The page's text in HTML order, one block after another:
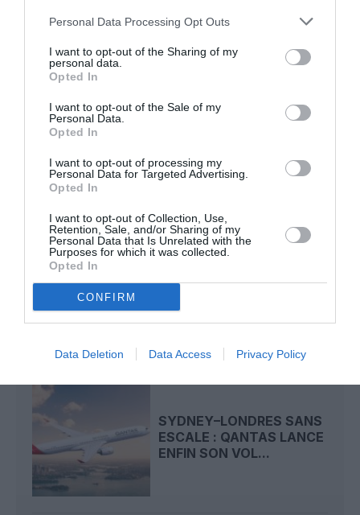
Personal Data Processing Opt Outs
I want to opt-out of the Sharing of my
personal data.
Opted In
I want to opt-out of the Sale of my
Personal Data.
Opted In
I want to opt-out of processing my
Personal Data for Targeted Advertising.
Opted In
I want to opt-out of Collection, Use,
Retention, Sale, and/or Sharing of my
Personal Data that Is Unrelated with the
Purposes for which it was collected.
Opted In
CONFIRM
Data Deletion Data Access Privacy Policy
DERNIERS COMMENTAIRES
A380 de Lufthansa : les « vrais » sièges hublot en
classe Affaires deviennent payants
Serge13 a commenté l'article :
aérien vers l’Amérique latine
fiji airways
SYDNEY–LONDRES SANS
ESCALE : QANTAS LANCE
ENFIN SON VOL...